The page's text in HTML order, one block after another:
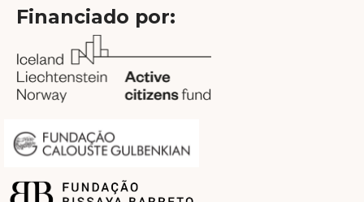
Financiado por: